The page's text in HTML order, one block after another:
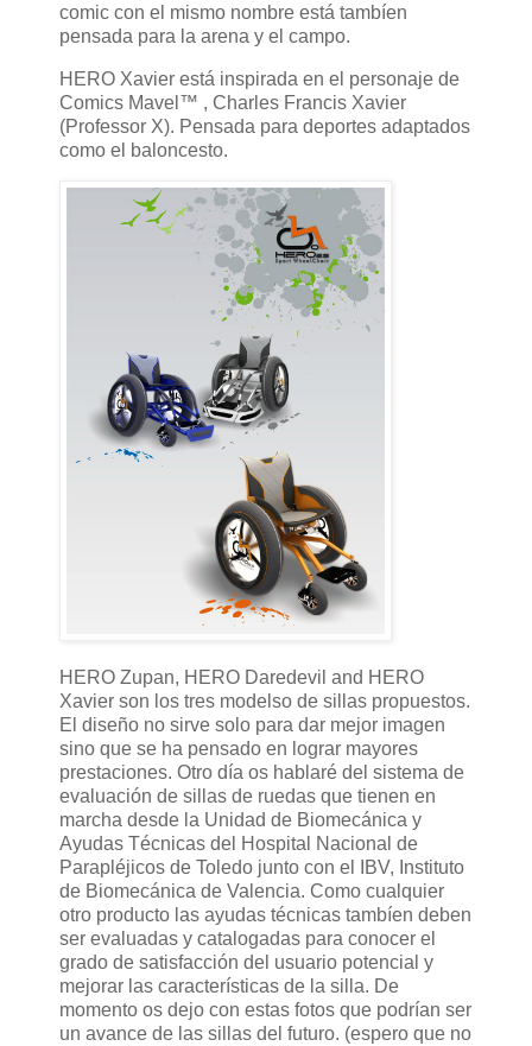
comic con el mismo nombre está tambíen
pensada para la arena y el campo.
HERO Xavier está inspirada en el personaje de
Comics Mavel™ , Charles Francis Xavier
(Professor X). Pensada para deportes adaptados
como el baloncesto.
HERO Zupan, HERO Daredevil and HERO
Xavier son los tres modelso de sillas propuestos.
El diseño no sirve solo para dar mejor imagen
sino que se ha pensado en lograr mayores
prestaciones. Otro día os hablaré del sistema de
evaluación de sillas de ruedas que tienen en
marcha desde la Unidad de Biomecánica y
Ayudas Técnicas del Hospital Nacional de
Parapléjicos de Toledo junto con el IBV, Instituto
de Biomecánica de Valencia. Como cualquier
otro producto las ayudas técnicas tambíen deben
ser evaluadas y catalogadas para conocer el
grado de satisfacción del usuario potencial y
mejorar las características de la silla. De
momento os dejo con estas fotos que podrían ser
un avance de las sillas del futuro. (espero que no